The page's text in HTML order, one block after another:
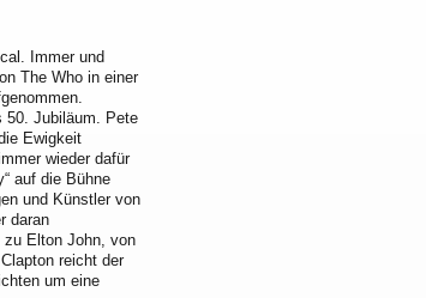
Immer und
The Who in einer
50. Jubiläum. Pete
Ewigkeit
wieder dafür
auf die Bühne
und Künstler von
daran
zu Elton John, von
reicht der
um eine